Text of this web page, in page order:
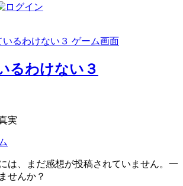
るわけない３
実
は、まだ感想が投稿されていません。一
せんか？